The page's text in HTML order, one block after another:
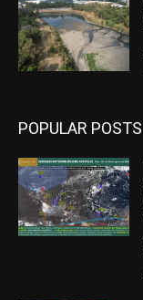
POPULAR POSTS